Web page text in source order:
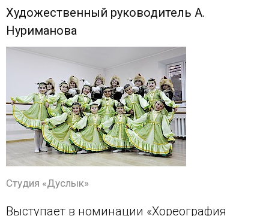
Художественный руководитель А.
Нуриманова
Студия «Дуслык»
Выступает в номинации «Хореография